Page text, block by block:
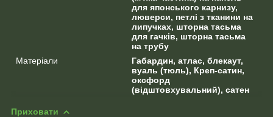
для японського карнизу,
люверси, петлі з тканини на
липучках, шторна тасьма
для гачків, шторна тасьма
на трубу
Матеріали
Габардин, атлас, блекаут,
вуаль (тюль), Креп-сатин,
оксфорд
(відштовхувальний), сатен
Приховати